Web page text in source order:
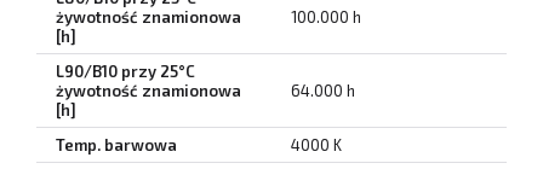
żywotność znamionowa
[h]
100.000 h
L90/B10 przy 25°C
żywotność znamionowa
[h]
64.000 h
Temp. barwowa
4000 K